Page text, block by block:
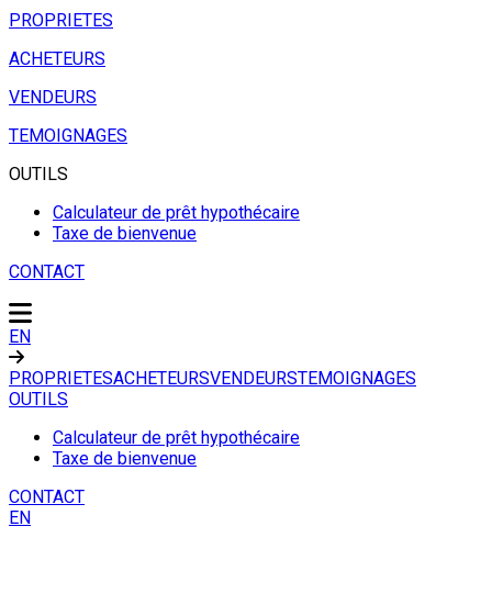
PROPRIETES
ACHETEURS
VENDEURS
TEMOIGNAGES
OUTILS
Calculateur de prêt hypothécaire
Taxe de bienvenue
CONTACT
EN
PROPRIETESACHETEURSVENDEURSTEMOIGNAGES
OUTILS
Calculateur de prêt hypothécaire
Taxe de bienvenue
CONTACT
EN